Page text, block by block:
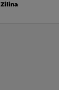
Zilina